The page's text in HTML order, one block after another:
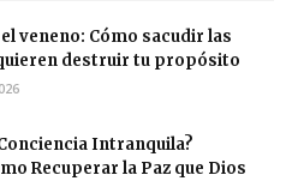
veneno: Cómo sacudir las
destruir tu propósito
Intranquila?
Recuperar la Paz que Dios